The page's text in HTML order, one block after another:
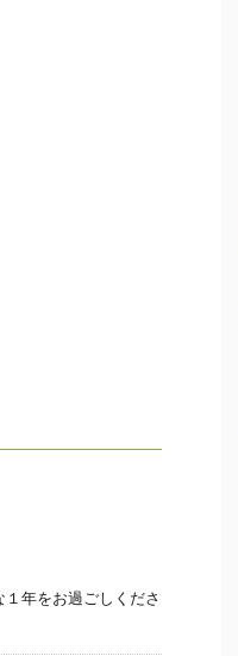
年をお過ごしくださ